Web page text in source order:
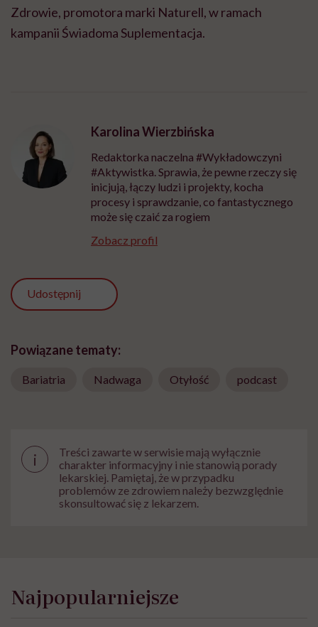
Zdrowie, promotora marki Naturell, w ramach
kampanii Świadoma Suplementacja.
Karolina Wierzbińska
Redaktorka naczelna #Wykładowczyni
#Aktywistka. Sprawia, że pewne rzeczy się
inicjują, łączy ludzi i projekty, kocha
procesy i sprawdzanie, co fantastycznego
może się czaić za rogiem
Zobacz profil
Udostępnij
Powiązane tematy:
Bariatria Nadwaga Otyłość podcast
i
Treści zawarte w serwisie mają wyłącznie
charakter informacyjny i nie stanowią porady
lekarskiej. Pamiętaj, że w przypadku
problemów ze zdrowiem należy bezwzględnie
skonsultować się z lekarzem.
Najpopularniejsze